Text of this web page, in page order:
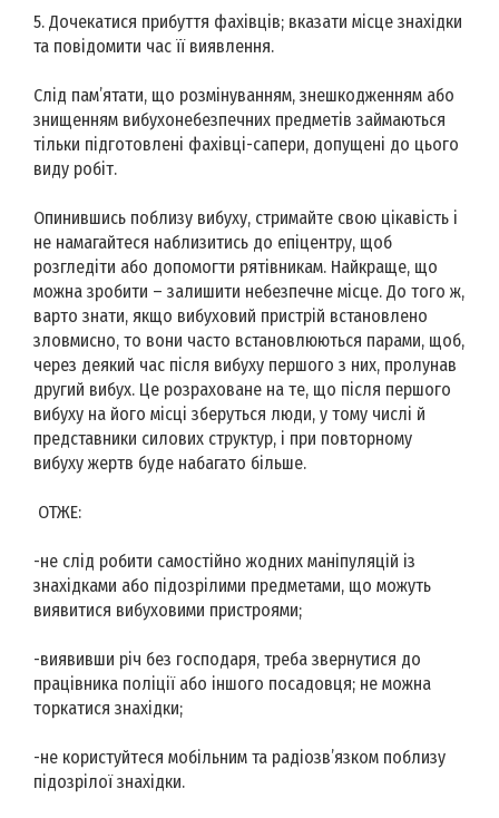
5. Дочекатися прибуття фахівців; вказати місце знахідки
та повідомити час її виявлення.
Слід пам’ятати, що розмінуванням, знешкодженням або
знищенням вибухонебезпечних предметів займаються
тільки підготовлені фахівці-сапери, допущені до цього
виду робіт.
Опинившись поблизу вибуху, стримайте свою цікавість і
не намагайтеся наблизитись до епіцентру, щоб
розгледіти або допомогти рятівникам. Найкраще, що
можна зробити – залишити небезпечне місце. До того ж,
варто знати, якщо вибуховий пристрій встановлено
зловмисно, то вони часто встановлюються парами, щоб,
через деякий час після вибуху першого з них, пролунав
другий вибух. Це розраховане на те, що після першого
вибуху на його місці зберуться люди, у тому числі й
представники силових структур, і при повторному
вибуху жертв буде набагато більше.
ОТЖЕ:
-не слід робити самостійно жодних маніпуляцій із
знахідками або підозрілими предметами, що можуть
виявитися вибуховими пристроями;
-виявивши річ без господаря, треба звернутися до
працівника поліції або іншого посадовця; не можна
торкатися знахідки;
-не користуйтеся мобільним та радіозв’язком поблизу
підозрілої знахідки.